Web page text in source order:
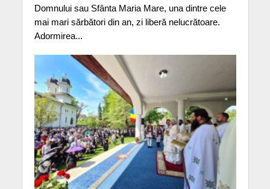
Domnului sau Sfânta Maria Mare, una dintre cele
mai mari sărbători din an, zi liberă nelucrătoare.
Adormirea...